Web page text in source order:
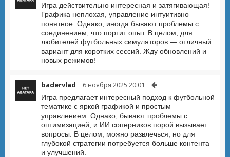
Игра действительно интересная и затягивающая!
Графика неплохая, управление интуитивно
понятное. Однако, иногда бывают проблемы с
соединением, что портит опыт. В целом, для
любителей футбольных симуляторов — отличный
вариант для коротких сессий. Жду обновлений и
новых режимов!
badervlad 6 ноября 2025 20:01
Игра предлагает интересный подход к футбольной
тематике с яркой графикой и простым
управлением. Однако, бывают проблемы с
оптимизацией, и ИИ соперников порой вызывает
вопросы. В целом, можно развлечься, но для
глубокой стратегии потребуется больше контента
и улучшений.